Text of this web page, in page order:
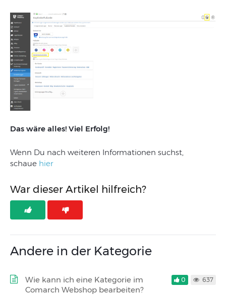
Das wäre alles! Viel Erfolg!
Wenn Du nach weiteren Informationen suchst,
schaue hier
War dieser Artikel hilfreich?
Andere in der Kategorie
Wie kann ich eine Kategorie im
Comarch Webshop bearbeiten?
0 637